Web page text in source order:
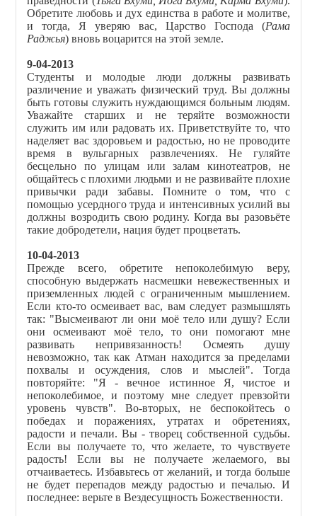
Обретите любовь и дух единства в работе и молитве,
и тогда, Я уверяю вас, Царство Господа (Рама
Раджья) вновь воцарится на этой земле.
9-04-2013
Студенты и молодые люди должны развивать
различение и уважать физический труд. Вы должны
быть готовы служить нуждающимся больным людям.
Уважайте старших и не теряйте возможности
служить им или радовать их. Приветствуйте то, что
наделяет вас здоровьем и радостью, но не проводите
время в вульгарных развлечениях. Не гуляйте
бесцельно по улицам или залам кинотеатров, не
общайтесь с плохими людьми и не развивайте плохие
привычки ради забавы. Помните о том, что с
помощью усердного труда и интенсивных усилий вы
должны возродить свою родину. Когда вы разовьёте
такие добродетели, нация будет процветать.
10-04-2013
Прежде всего, обретите непоколебимую веру,
способную выдержать насмешки невежественных и
приземленных людей с ограниченным мышлением.
Если кто-то осмеивает вас, вам следует размышлять
так: "Высмеивают ли они моё тело или душу? Если
они осмеивают моё тело, то они помогают мне
развивать непривязанность! Осмеять душу
невозможно, так как Атман находится за пределами
похвалы и осуждения, слов и мыслей". Тогда
повторяйте: "Я - вечное истинное Я, чистое и
непоколебимое, и поэтому мне следует превзойти
уровень чувств". Во-вторых, не беспокойтесь о
победах и поражениях, утратах и обретениях,
радости и печали. Вы - творец собственной судьбы.
Если вы получаете то, что желаете, то чувствуете
радость! Если вы не получаете желаемого, вы
отчаиваетесь. Избавьтесь от желаний, и тогда больше
не будет перепадов между радостью и печалью. И
последнее: верьте в Вездесущность Божественности.